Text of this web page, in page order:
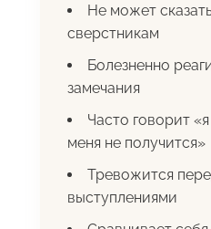
Не может
сверстникам
Болезненно
замечания
Часто говорит
меня не получится»
Тревожится
выступлениями